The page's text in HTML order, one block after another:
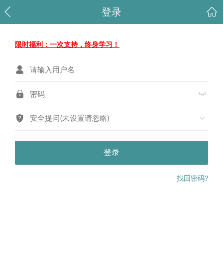
登录
限时福利：一次支持，终身学习！
安全提问(未设置请忽略)
登录
找回密码?